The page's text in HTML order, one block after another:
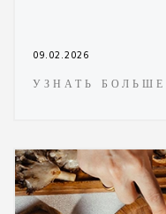
09.02.2026
УЗНАТЬ БОЛЬШЕ